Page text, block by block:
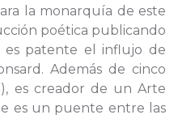
la monarquía de este
poética publicando
es patente el influjo de
Además de cinco
es creador de un Arte
es un puente entre las